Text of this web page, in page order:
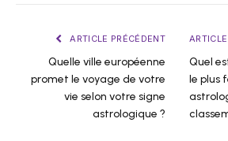
ARTICLE PRÉCÉDENT
Quelle ville européenne
promet le voyage de votre
vie selon votre signe
astrologique ?
Quel
le plus